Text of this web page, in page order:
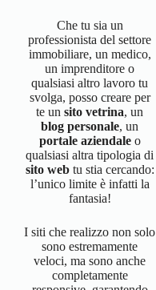
Che tu sia un
professionista del settore
immobiliare, un medico,
un imprenditore o
qualsiasi altro lavoro tu
svolga, posso creare per
te un sito vetrina, un
blog personale, un
portale aziendaleo
qualsiasi altra tipologia di
sito webtu stia cercando:
l’unico limite è infatti la
fantasia!
I siti che realizzo non solo
sono estremamente
veloci, ma sono anche
completamente